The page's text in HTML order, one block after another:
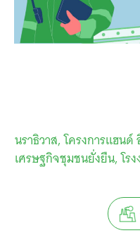
นราธิวาส โครงการแฮนด์
เศรษฐกิจชุมชนยั่งยืน โร